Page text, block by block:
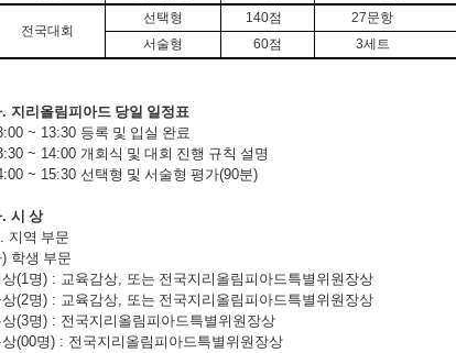
전국대회
선택형 140점 27문항
서술형
60점 3세트
. 지리올림피아드 당일 일정표
~ 13:30 등록 및 입실 완료
~ 14:00 개회식 및 대회 진행 규칙 설명
~ 15:30 선택형 및 서술형 평가(90분)
. 시 상
지역 부문
) 학생 부문
(1명) : 교육감상, 또는 전국지리올림피아드특별위원장상
(2명) : 교육감상, 또는 전국지리올림피아드특별위원장상
(3명) : 전국지리올림피아드특별위원장상
(00명) : 전국지리올림피아드특별위원장상